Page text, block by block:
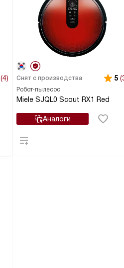
(4)
Робот-пылесос
Miele SJQL0 Scout RX1 Red
Снят с производства 5
Аналоги